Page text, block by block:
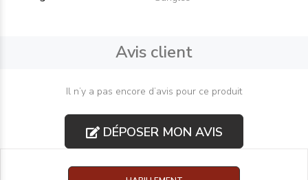
Avis client
Il n’y a pas encore d’avis pour ce produit
DÉPOSER MON AVIS